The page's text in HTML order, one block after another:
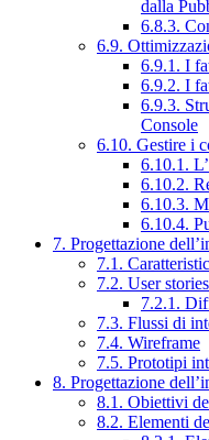
dalla
6.8.3.
6.9.
6.9.1. I
6.9.2. I
6.9.3.
Console
6.10. Gestire i
6.10.1.
6.10.2.
6.10.3.
6.10.4.
7. Progettazione
7.1.
7.2. User
7.2.1.
7.3. Flussi di
7.4. Wireframe
7.5. Prototipi
8. Progettazione
8.1. Obiettivi
8.2. Elementi